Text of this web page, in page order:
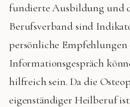
fundierte Ausbildung und
Berufsverband sind
persönliche Empfehlungen
Informationsgespräch
hilfreich sein. Da die
eigenständiger Heilberuf